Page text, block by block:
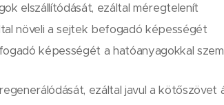
elszállítódását, ezáltal méregtelenít
növeli a sejtek befogadó képességét
képességét a hatóanyagokkal
ezáltal javul a kötőszövet